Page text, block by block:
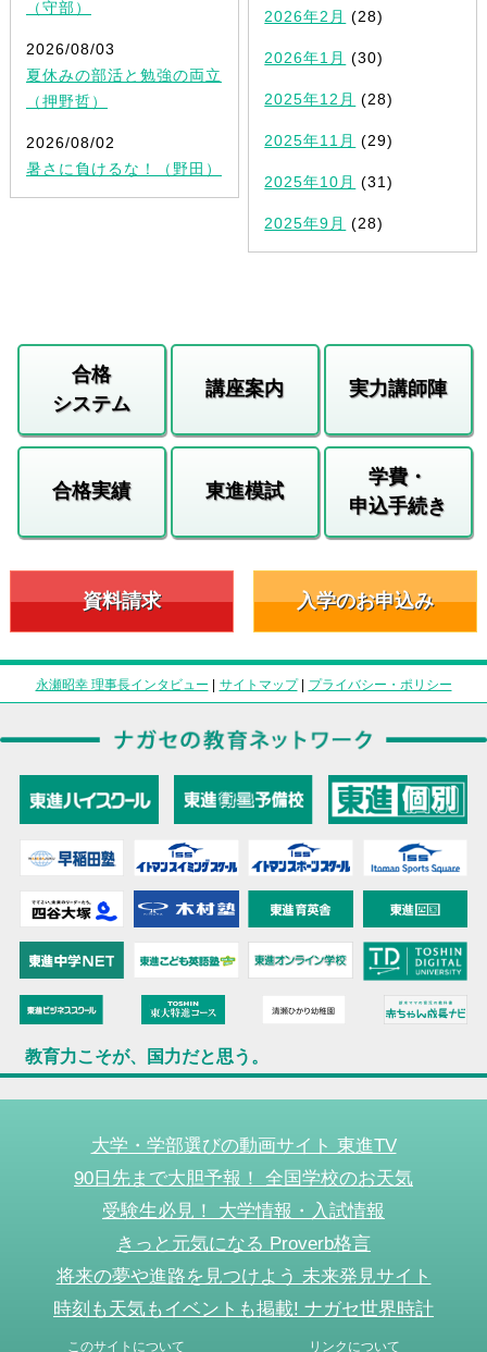
（守部）
2026/08/03
夏休みの部活と勉強の両立
（押野哲）
2026/08/02
暑さに負けるな！（野田）
2026年2月 (28)
2026年1月 (30)
2025年12月 (28)
2025年11月 (29)
2025年10月 (31)
2025年9月 (28)
合格
システム
講座案内 実力講師陣
合格実績 東進模試
学費・
申込手続き
資料請求 入学のお申込み
永瀬昭幸 理事長インタビュー | サイトマップ| プライバシー・ポリシー
教育力こそが、国力だと思う。
大学・学部選びの動画サイト 東進TV
90日先まで大胆予報！ 全国学校のお天気
受験生必見！ 大学情報・入試情報
きっと元気になる Proverb格言
将来の夢や進路を見つけよう 未来発見サイト
時刻も天気もイベントも掲載! ナガセ世界時計
このサイトについて リンクについて